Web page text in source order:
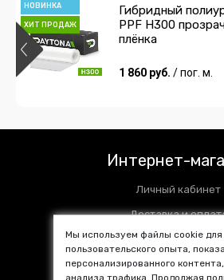
НОВИНКА
ХИТ ПРОДАЖ
Гибридный
PPF H300
плёнка
1 860 руб. / пог. м.
Интернет-
Личный кабинет
Доставка и
Установочные
Контакты
Мы используем файлы cookie
пользовательского опыта, показа
персонализированного
анализа трафика. Продолжая